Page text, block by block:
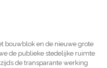
bouwblok en de nieuwe grote
de publieke stedelijke ruimte
de transparante werking